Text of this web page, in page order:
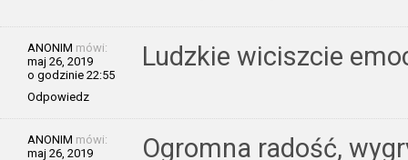
ANONIM mówi:
maj 26, 2019
o godzinie 22:55
Odpowiedz
Ludzkie wiciszcie
ANONIM mówi:
maj 26, 2019
Ogromna radość,